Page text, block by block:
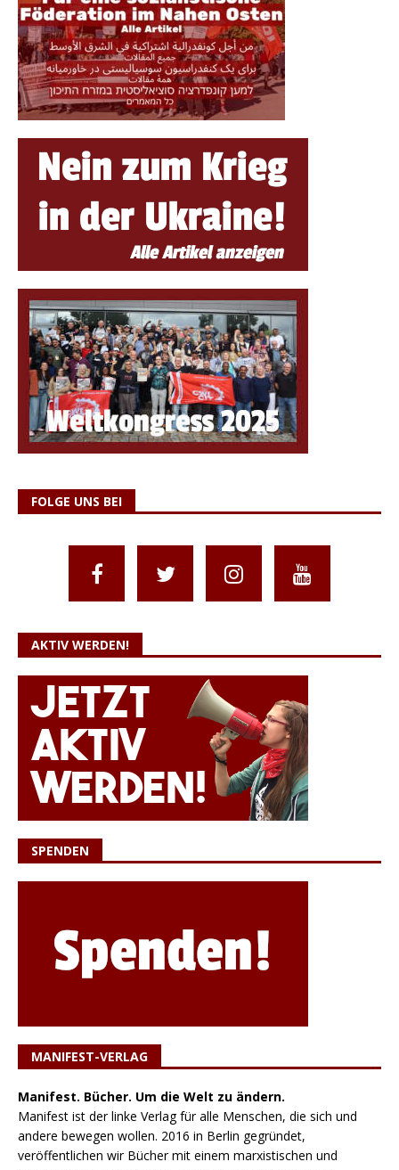
FOLGE UNS BEI
AKTIV WERDEN!
SPENDEN
MANIFEST-VERLAG
Manifest. Bücher. Um die Welt zu ändern.
Manifest ist der linke Verlag für alle Menschen, die sich und
andere bewegen wollen. 2016 in Berlin gegründet,
veröffentlichen wir Bücher mit einem marxistischen und